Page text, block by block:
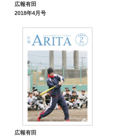
広報有田
2018年4月号
広報有田